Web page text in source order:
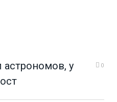
астрономов, у
0